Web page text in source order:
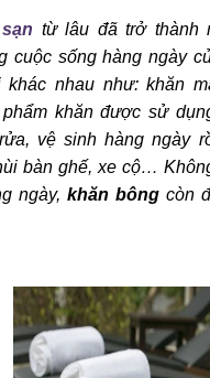
từ lâu đã trở thành
cuộc sống hàng ngày
nhau như: khăn
khăn được sử
vệ sinh hàng ngày
bàn ghế, xe cộ…
ngày, khăn bông còn